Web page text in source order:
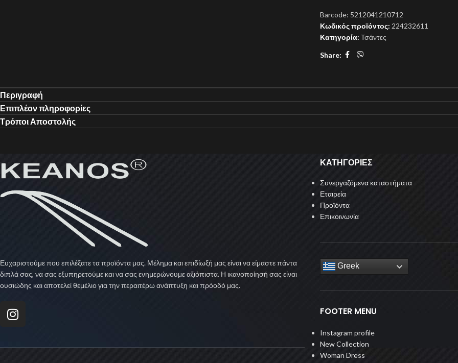
Barcode: 5212041210712
Κωδικός προϊόντος: 224232611
Κατηγορία: Τσάντες
Share:
Περιγραφή
Επιπλέον πληροφορίες
Τρόποι Αποστολής
Ευχαριστούμε που επιλέξατε τα προϊόντα μας. Μέλημα και επιδίωξή μας είναι να είμαστε πάντα
διπλά σας, να σας εξυπηρετούμε και να σας ενημερώνουμε αξιόπιστα. Η ικανοποίησή σας είναι
ουσιώδης και αποτελεί θεμέλιο για την περαιτέρω ανάπτυξη και πρόοδό μας.
ΚΑΤΗΓΟΡΙΕΣ
Συνεργαζόμενα καταστήματα
Εταιρεία
Προϊόντα
Επικοινωνία
Greek
FOOTER MENU
Instagram profile
New Collection
Woman Dress